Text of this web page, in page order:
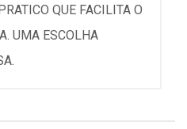
QUE FACILITA O
UMA ESCOLHA